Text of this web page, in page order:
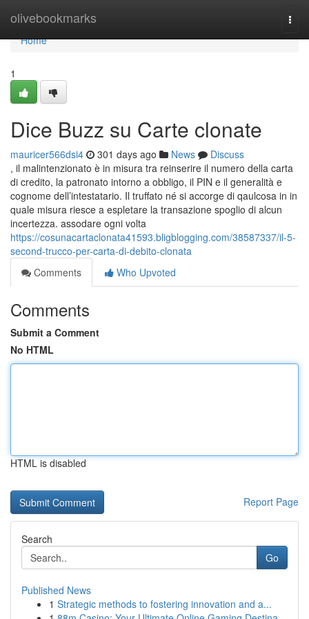
olivebookmarks
Home
Home
1
Dice Buzz su Carte clonate
mauricer566dsi4 301 days ago News
Discuss
, il malintenzionato è in misura tra reinserire il numero della carta
di credito, la patronato intorno a obbligo, il PIN e il generalità e
cognome dell’intestatario. Il truffato né si accorge di qaulcosa in in
quale misura riesce a espletare la transazione spoglio di alcun
incertezza. assodare ogni volta
https://cosunacartaclonata41593.bligblogging.com/38587337/il-5-
second-trucco-per-carta-di-debito-clonata
Comments
Who Upvoted
Comments
Submit a Comment
No HTML
HTML is disabled
Report Page
Search
Go
Published News
1 Strategic methods to fostering innovation and a...